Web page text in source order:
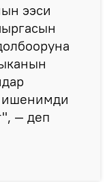
ээси
ишенимди
— деп